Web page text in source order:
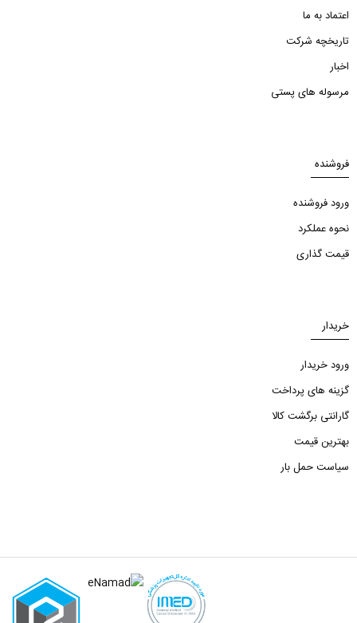
اعتماد به ما
تاریخچه شرکت
اخبار
مرسوله های پستی
فروشنده
ورود فروشنده
نحوه عملکرد
قیمت گذاری
خریدار
ورود خریدار
گزینه های پرداخت
گارانتی برگشت کالا
بهترین قیمت
سیاست حمل بار